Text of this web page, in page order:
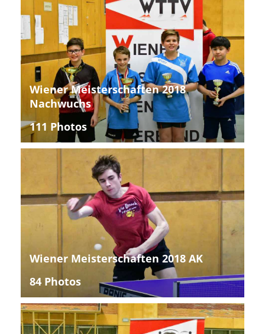
Wiener Meisterschaften 2018
Nachwuchs
111 Photos
Wiener Meisterschaften 2018 AK
84 Photos